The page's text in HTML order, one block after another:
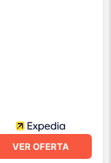
VER OFERTA